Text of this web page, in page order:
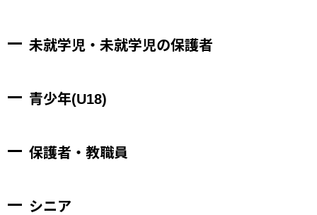
未就学児・未就学児の保護者
青少年(U18)
保護者・教職員
シニア